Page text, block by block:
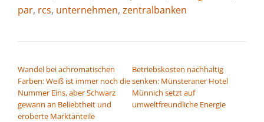
par, rcs, unternehmen, zentralbanken
Wandel bei achromatischen
Farben: Weiß ist immer noch die
Nummer Eins, aber Schwarz
gewann an Beliebtheit und
eroberte Marktanteile
Betriebskosten nachhaltig
senken: Münsteraner Hotel
Münnich setzt auf
umweltfreundliche Energie